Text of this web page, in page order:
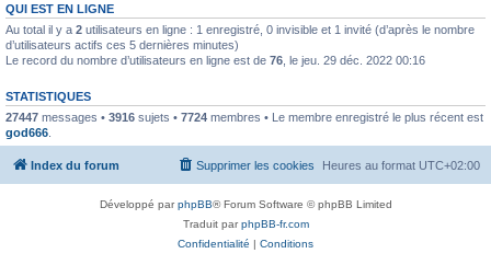
QUI EST EN LIGNE
Au total il y a 2 utilisateurs en ligne : 1 enregistré, 0 invisible et 1 invité (d’après le nombre
d’utilisateurs actifs ces 5 dernières minutes)
Le record du nombre d’utilisateurs en ligne est de 76 , le jeu. 29 déc. 2022 00:16
STATISTIQUES
27447 messages • 3916 sujets • 7724 membres • Le membre enregistré le plus récent est
god666
Index du forum Heures au format UTC+02:00
Supprimer les cookies
Développé parphpBB® Forum Software © phpBB Limited
Traduit parphpBB-fr.com
Confidentialité | Conditions